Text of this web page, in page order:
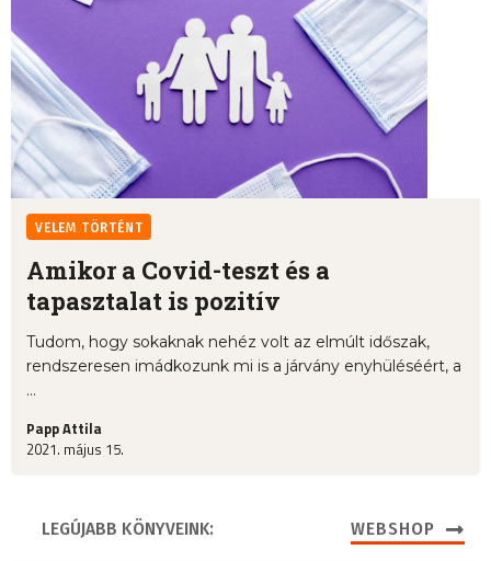
VELEM TÖRTÉNT
Amikor a Covid-teszt és a
tapasztalat is pozitív
Tudom, hogy sokaknak nehéz volt az elmúlt időszak,
rendszeresen imádkozunk mi is a járvány enyhüléséért, a
...
Papp Attila
2021. május 15.
LEGÚJABB KÖNYVEINK: WEBSHOP